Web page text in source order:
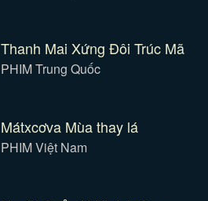
Thanh Mai Xứng Đôi Trúc Mã
PHIM Trung Quốc
Mátxcơva Mùa thay lá
PHIM Việt Nam